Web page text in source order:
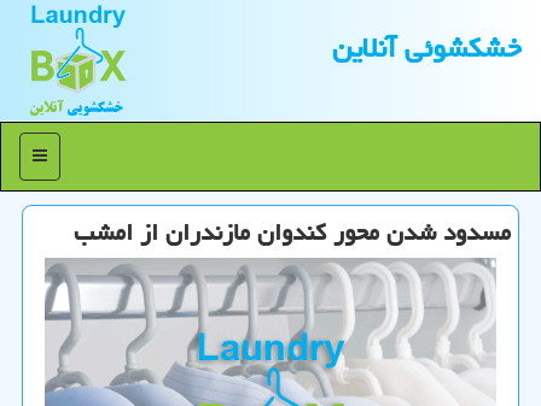
خشكشوئی آنلاین
منو
مسدود شدن محور كندوان مازندران از امشب